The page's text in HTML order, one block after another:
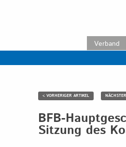
Verband
< VORHERIGER ARTIKEL
BFB-
Sitzung des